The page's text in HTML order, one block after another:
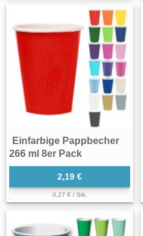
Einfarbige Pappbecher
266 ml 8er Pack
2,19 €
0,27 € / Stk.